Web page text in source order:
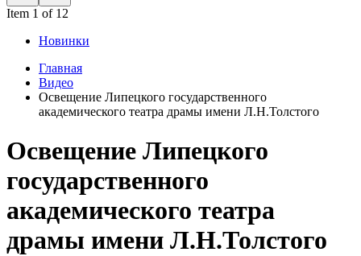
Item 1 of 12
Новинки
Главная
Видео
Освещение Липецкого государственного
академического театра драмы имени Л.Н.Толстого
Освещение Липецкого
государственного
академического театра
драмы имени Л.Н.Толстого